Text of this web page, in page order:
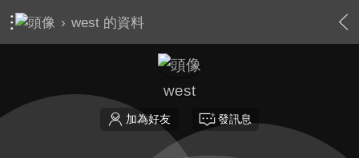
› west 的資料
west
加為好友 發訊息